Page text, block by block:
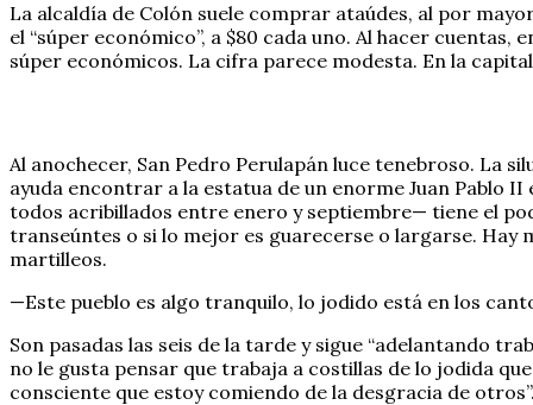
La alcaldía de Colón suele comprar ataúdes, al por
el “súper económico”, a $80 cada uno. Al hacer
súper económicos. La cifra parece modesta. En la
Al anochecer, San Pedro Perulapán luce tenebroso. La
ayuda encontrar a la estatua de un enorme Juan Pablo
todos acribillados entre enero y septiembre— tiene el
transeúntes o si lo mejor es guarecerse o largarse. Hay
martilleos.
—Este pueblo es algo tranquilo, lo jodido está en los
Son pasadas las seis de la tarde y sigue “adelantando
no le gusta pensar que trabaja a costillas de lo jodida
consciente que estoy comiendo de la desgracia de